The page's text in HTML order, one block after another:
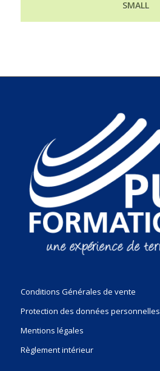
SMALL
Conditions Générales de vente
Protection des données personnelles
Mentions légales
Règlement intérieur